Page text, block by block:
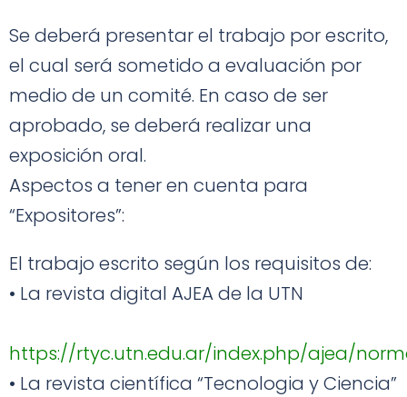
Se deberá presentar el trabajo por escrito,
el cual será sometido a evaluación por
medio de un comité. En caso de ser
aprobado, se deberá realizar una
exposición oral.
Aspectos a tener en cuenta para
“Expositores”:
El trabajo escrito según los requisitos de:
• La revista digital AJEA de la UTN
https://rtyc.utn.edu.ar/index.php/ajea/
• La revista científica “Tecnologia y Ciencia”